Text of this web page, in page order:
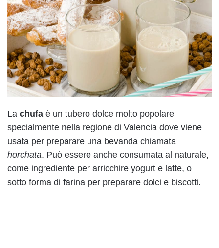
La chufa è un tubero dolce molto popolare
specialmente nella regione di Valencia dove viene
usata per preparare una bevanda chiamata
horchata. Può essere anche consumata al naturale,
come ingrediente per arricchire yogurt e latte, o
sotto forma di farina per preparare dolci e biscotti.